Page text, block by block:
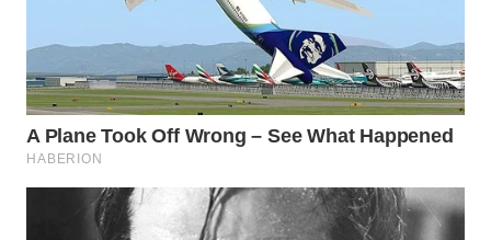
WN
SUMEDANG
WN
CIANJUR